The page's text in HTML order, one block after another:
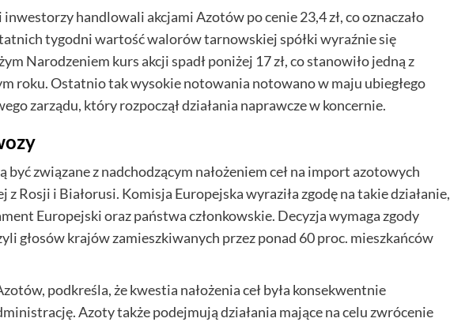
handlowali akcjami Azotów po cenie 23,4 zł, co oznaczało
tygodni wartość walorów tarnowskiej spółki wyraźnie się
Narodzeniem kurs akcji spadł poniżej 17 zł, co stanowiło jedną z
roku. Ostatnio tak wysokie notowania notowano w maju ubiegłego
zarządu, który rozpoczął działania naprawcze w koncernie.
związane z nadchodzącym nałożeniem ceł na import azotowych
Rosji i Białorusi. Komisja Europejska wyraziła zgodę na takie działanie,
Europejski oraz państwa członkowskie. Decyzja wymaga zgody
głosów krajów zamieszkiwanych przez ponad 60 proc. mieszkańców
podkreśla, że kwestia nałożenia ceł była konsekwentnie
Azoty także podejmują działania mające na celu zwrócenie